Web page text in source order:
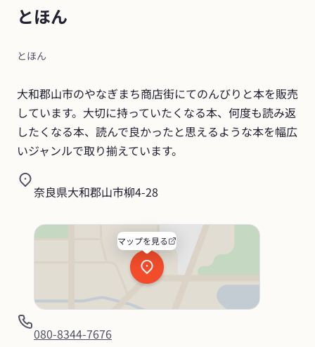
とほん
とほん
大和郡山市のやなぎまち商店街にてのんびりと本を販売
しています。大切に持っていたくなる本、何度も読み返
したくなる本、読んで良かったと思えるような本を幅広
いジャンルで取り揃えています。
奈良県大和郡山市柳4-28
マップを見る
080-8344-7676